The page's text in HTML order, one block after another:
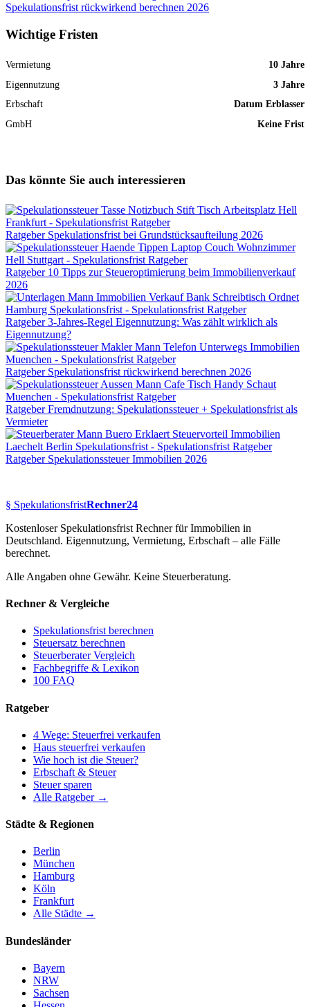
Spekulationsfrist rückwirkend berechnen 2026
Wichtige Fristen
Vermietung
10 Jahre
Eigennutzung
3 Jahre
Erbschaft
Datum Erblasser
GmbH
Keine Frist
Das könnte Sie auch interessieren
Ratgeber Spekulationsfrist bei Grundstücksaufteilung 2026
Ratgeber 10 Tipps zur Steueroptimierung beim Immobilienverkauf
2026
Ratgeber 3-Jahres-Regel Eigennutzung: Was zählt wirklich als
Eigennutzung?
Ratgeber Spekulationsfrist rückwirkend berechnen 2026
Ratgeber Fremdnutzung: Spekulationssteuer + Spekulationsfrist als
Vermieter
Ratgeber Spekulationssteuer Immobilien 2026
§ SpekulationsfristRechner24
Kostenloser Spekulationsfrist Rechner für Immobilien in
Deutschland. Eigennutzung, Vermietung, Erbschaft – alle Fälle
berechnet.
Alle Angaben ohne Gewähr. Keine Steuerberatung.
Rechner & Vergleiche
Spekulationsfrist berechnen
Steuersatz berechnen
Steuerberater Vergleich
Fachbegriffe & Lexikon
100 FAQ
Ratgeber
4 Wege: Steuerfrei verkaufen
Haus steuerfrei verkaufen
Wie hoch ist die Steuer?
Erbschaft & Steuer
Steuer sparen
Alle Ratgeber →
Städte & Regionen
Berlin
München
Hamburg
Köln
Frankfurt
Alle Städte →
Bundesländer
Bayern
NRW
Sachsen